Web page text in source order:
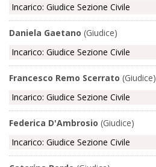
Incarico: Giudice Sezione Civile
Daniela Gaetano (Giudice)
Incarico: Giudice Sezione Civile
Francesco Remo Scerrato (Giudice)
Incarico: Giudice Sezione Civile
Federica D'Ambrosio (Giudice)
Incarico: Giudice Sezione Civile